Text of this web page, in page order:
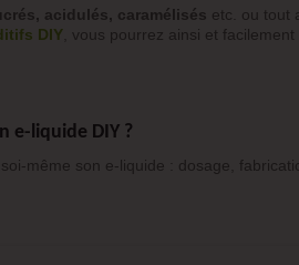
acidulés, caramélisés etc. ou tout
DIY , vous pourrez ainsi et
e-liquide DIY ?
même son e-liquide : dosage,